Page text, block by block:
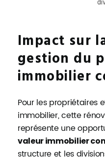
Impact sur
gestion du
immobilier
Pour les propriétaires
immobilier, cette
représente une
valeur immobilier
structure et les